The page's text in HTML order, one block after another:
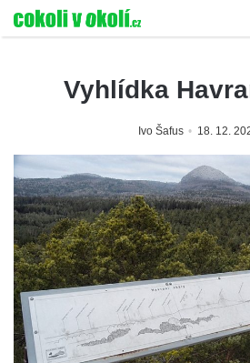
Vyhlídka
Ivo Šafus 18. 12.